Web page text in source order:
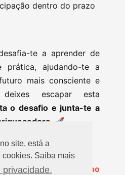
site, está a
cookies. Saiba mais
privacidade.
dentro do prazo
te a aprender de
prática, ajudando-te a
mais consciente e
escapar esta
o desafio e junta-te a
🚀
Participa já no